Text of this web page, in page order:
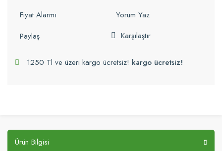
Fiyat Alarmı
Yorum Yaz
Paylaş
Karşılaştır
1250 Tl ve üzeri kargo ücretsiz! kargo ücretsiz!
Ürün Bilgisi